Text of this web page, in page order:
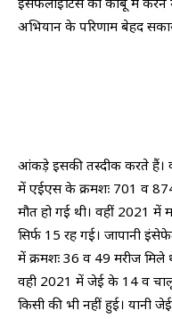
अभियान के परिणाम बेहद
आंकड़े इसकी तस्दीक करते हैं।
में एईएस के क्रमशः 701 व
मौत हो गई थी। वहीं 2021 में
सिर्फ 15 रह गई। जापानी
में क्रमशः 36 व 49 मरीज
वही 2021 में जेई के 14 व चालू
किसी की भी नहीं हुई। यानी